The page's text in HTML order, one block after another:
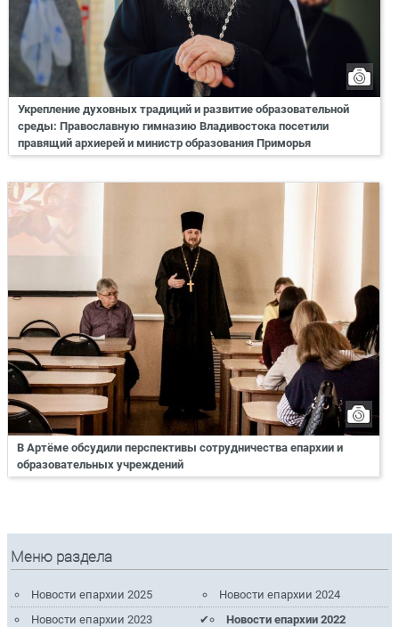
Укрепление духовных традиций и развитие образовательной
среды: Православную гимназию Владивостока посетили
правящий архиерей и министр образования Приморья
В Артёме обсудили перспективы сотрудничества епархии и
образовательных учреждений
Меню раздела
Новости епархии 2025
Новости епархии 2024
Новости епархии 2023
Новости епархии 2022